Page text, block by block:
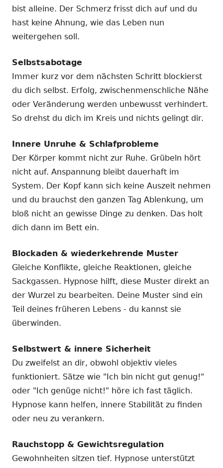
bist alleine. Der Schmerz frisst dich auf und du
hast keine Ahnung, wie das Leben nun
weitergehen soll.
Selbstsabotage
Immer kurz vor dem nächsten Schritt blockierst
du dich selbst. Erfolg, zwischenmenschliche Nähe
oder Veränderung werden unbewusst verhindert.
So drehst du dich im Kreis und nichts gelingt dir.
Innere Unruhe & Schlafprobleme
Der Körper kommt nicht zur Ruhe. Grübeln hört
nicht auf. Anspannung bleibt dauerhaft im
System. Der Kopf kann sich keine Auszeit nehmen
und du brauchst den ganzen Tag Ablenkung, um
bloß nicht an gewisse Dinge zu denken. Das holt
dich dann im Bett ein.
Blockaden & wiederkehrende Muster
Gleiche Konflikte, gleiche Reaktionen, gleiche
Sackgassen. Hypnose hilft, diese Muster direkt an
der Wurzel zu bearbeiten. Deine Muster sind ein
Teil deines früheren Lebens - du kannst sie
überwinden.
Selbstwert & innere Sicherheit
Du zweifelst an dir, obwohl objektiv vieles
funktioniert. Sätze wie "Ich bin nicht gut genug!"
oder "Ich genüge nicht!" höre ich fast täglich.
Hypnose kann helfen, innere Stabilität zu finden
oder neu zu verankern.
Rauchstopp & Gewichtsregulation
Gewohnheiten sitzen tief. Hypnose unterstützt